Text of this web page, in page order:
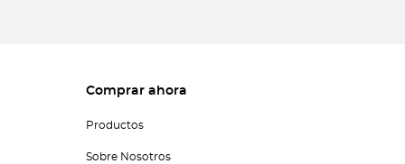
Comprar ahora
Productos
Sobre Nosotros